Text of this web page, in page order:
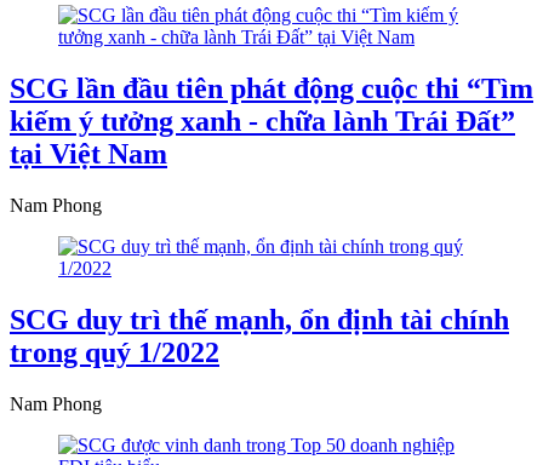
SCG lần đầu tiên phát động cuộc thi “Tìm
kiếm ý tưởng xanh - chữa lành Trái Đất”
tại Việt Nam
Nam Phong
SCG duy trì thế mạnh, ổn định tài chính
trong quý 1/2022
Nam Phong